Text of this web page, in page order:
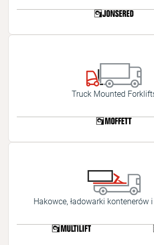
Truck Mounted
Hakowce, ładowarki kontenerów